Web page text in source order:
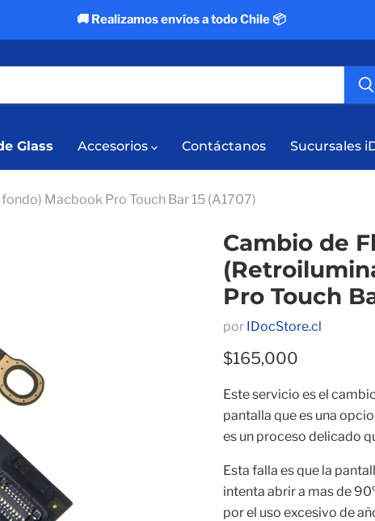
🚚 Realizamos envíos a todo Chile 📦
Glass
Accesorios Contáctanos Sucursales
Macbook Pro Touch Bar 15 (A1707)
Cambio de
Pro Touch
por IDocStore.cl
Precio actual
$165,000
Este servicio es el
pantalla que es una
es un proceso delicado
Esta falla es que la
intenta abrir a mas de
por el uso excesivo de